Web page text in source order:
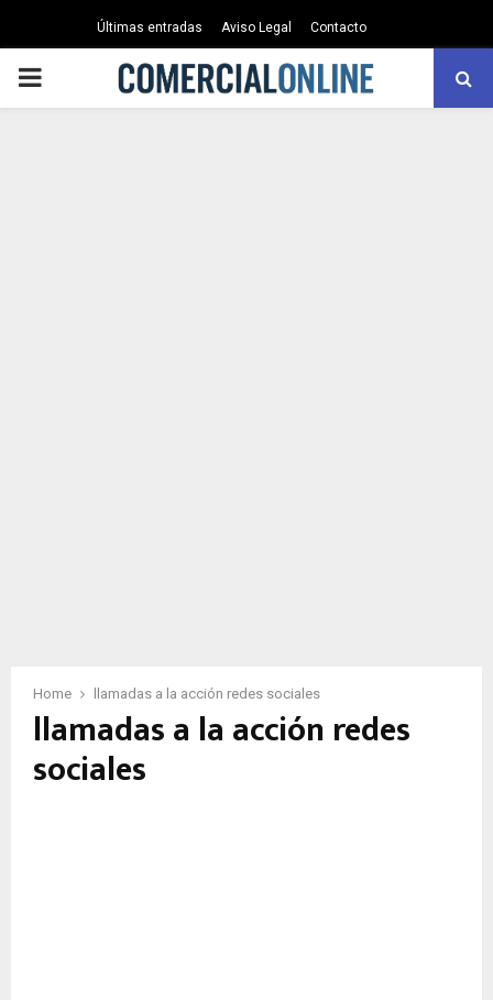
Últimas entradas Aviso Legal Contacto
PRIMARY
Home llamadas a la acción redes sociales
llamadas a la acción redes
sociales